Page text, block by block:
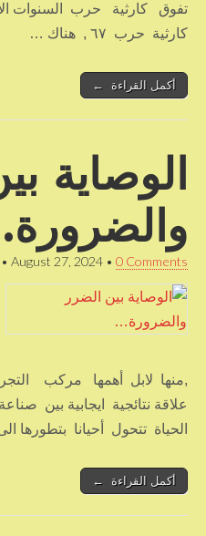
تفوق كارثية حرب السنوات
كارثية حرب ٦٧ , هناك …
أكمل القراءة ←
الوصاية
• August 27, 2024 • 0 Comments
,منها لابل أهمها مركب
علاقة نتائجية ايجابية بين
الحياة تتحول أحيانا بتطورها
أكمل القراءة ←